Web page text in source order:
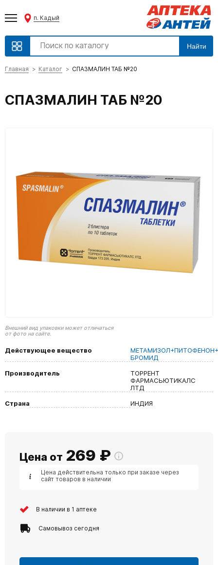
п. Кадый
Найти
Главная Каталог СПАЗМАЛИН ТАБ №20
СПАЗМАЛИН ТАБ №20
Внешний вид упаковки может отличаться
от фото на сайте.
Действующее вещество
БРОМИД
Производитель
ТОРРЕНТ
ФАРМАСЬЮТИКАЛС
ЛТД
Страна
ИНДИЯ
Цена от 269 ₽
Цена действительна только при заказе через
сайт товаров в наличии
В наличии в 1 аптеке
Самовывоз сегодня